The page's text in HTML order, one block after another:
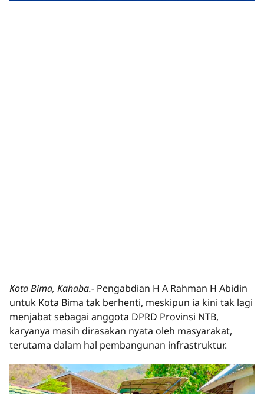
Kota Bima, Kahaba.- Pengabdian H A Rahman H Abidin
untuk Kota Bima tak berhenti, meskipun ia kini tak lagi
menjabat sebagai anggota DPRD Provinsi NTB,
karyanya masih dirasakan nyata oleh masyarakat,
terutama dalam hal pembangunan infrastruktur.